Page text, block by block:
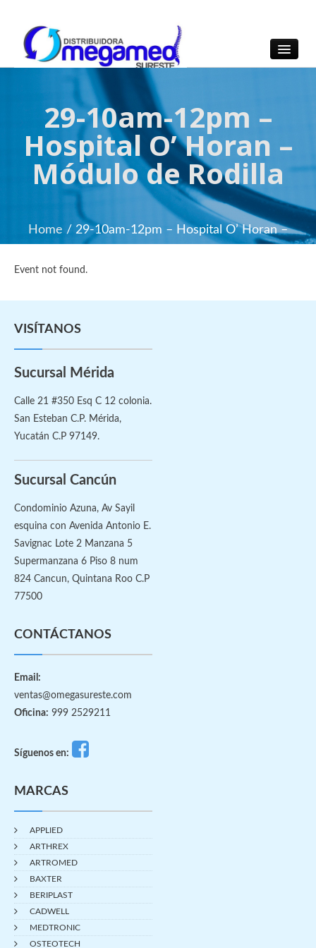
OmegaMed Sureste
OmegaMed Sureste
29-10am-12pm –
Hospital O’ Horan –
Módulo de Rodilla
Home / 29-10am-12pm – Hospital O’ Horan –
Event not found.
VISÍTANOS
Sucursal Mérida
Calle 21 #350 Esq C 12 colonia.
San Esteban C.P. Mérida,
Yucatán C.P 97149.
Sucursal Cancún
Condominio Azuna, Av Sayil
esquina con Avenida Antonio E.
Savignac Lote 2 Manzana 5
Supermanzana 6 Piso 8 num
824 Cancun, Quintana Roo C.P
77500
CONTÁCTANOS
Email:
ventas@omegasureste.com
Oficina: 999 2529211
Síguenos en:
MARCAS
APPLIED
ARTHREX
ARTROMED
BAXTER
BERIPLAST
CADWELL
MEDTRONIC
OSTEOTECH